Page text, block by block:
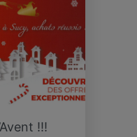
!!!